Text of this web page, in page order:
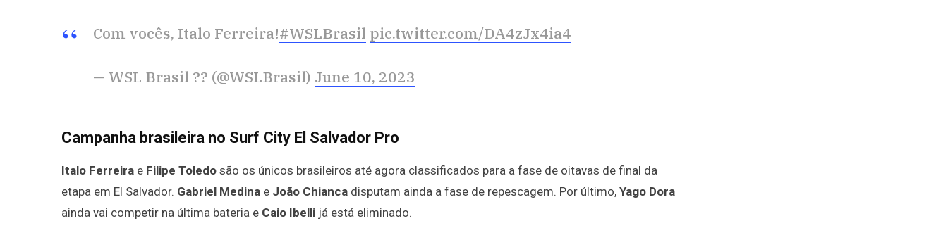
Com vocês, Italo Ferreira!#WSLBrasil pic.twitter.com/DA4zJx4ia4
— WSL Brasil ?? (@WSLBrasil) June 10, 2023
Campanha brasileira no Surf City El Salvador Pro
Italo Ferreira e Filipe Toledo são os únicos brasileiros até agora classificados para a fase de oitavas de final da
etapa em El Salvador. Gabriel Medina e João Chianca disputam ainda a fase de repescagem. Por último, Yago Dora
ainda vai competir na última bateria e Caio Ibelli já está eliminado.